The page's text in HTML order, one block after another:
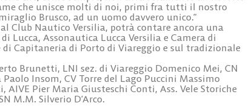
che unisce molti di noi, primi fra tutti il nostro
Brusco, ad un uomo davvero unico.”
Club Nautico Versilia, potrà contare ancora una
Lucca, Assonautica Lucca Versilia e Camera di
Capitaneria di Porto di Viareggio e sul tradizionale
Brunetti, LNI sez. di Viareggio Domenico Mei, CN
Insom, CV Torre del Lago Puccini Massimo
Pier Maria Giusteschi Conti, Ass. Vele Storiche
M.M. Silverio D’Arco.